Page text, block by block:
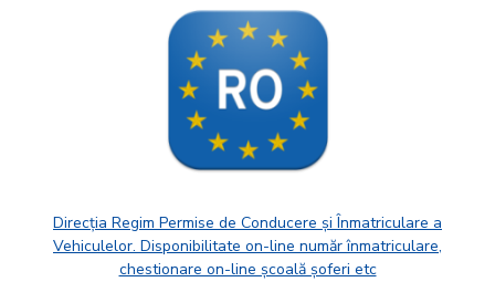
Direcția Regim Permise de Conducere și Înmatriculare a
Vehiculelor. Disponibilitate on-line număr înmatriculare,
chestionare on-line școală șoferi etc